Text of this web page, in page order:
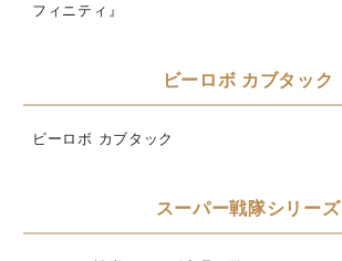
フィニティ』
ビーロボ カブタック
ビーロボ カブタック
スーパー戦隊シリーズ